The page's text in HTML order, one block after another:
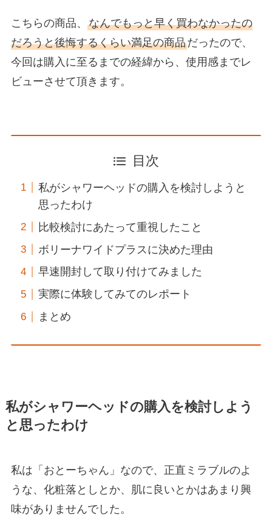
こちらの商品、 なんでもっと早く買わなかったの
だろうと後悔するくらい満足の商品だったので、
今回は購入に至るまでの経緯から、使用感までレ
ビューさせて頂きます。
目次
私がシャワーヘッドの購入を検討しようと
思ったわけ
比較検討にあたって重視したこと
ボリーナワイドプラスに決めた理由
早速開封して取り付けてみました
実際に体験してみてのレポート
まとめ
私がシャワーヘッドの購入を検討しよう
と思ったわけ
私は「おとーちゃん」なので、正直ミラブルのよ
うな、化粧落としとか、肌に良いとかはあまり興
味がありませんでした。